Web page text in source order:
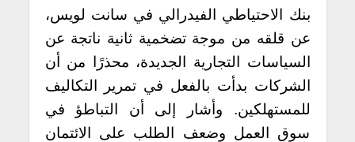
بنك الاحتياطي الفيدرالي في سانت لويس،
عن قلقه من موجة تضخمية ثانية ناتجة عن
السياسات التجارية الجديدة، محذرًا من أن
الشركات بدأت بالفعل في تمرير التكاليف
للمستهلكين. وأشار إلى أن التباطؤ في
سوق العمل وضعف الطلب على الائتمان